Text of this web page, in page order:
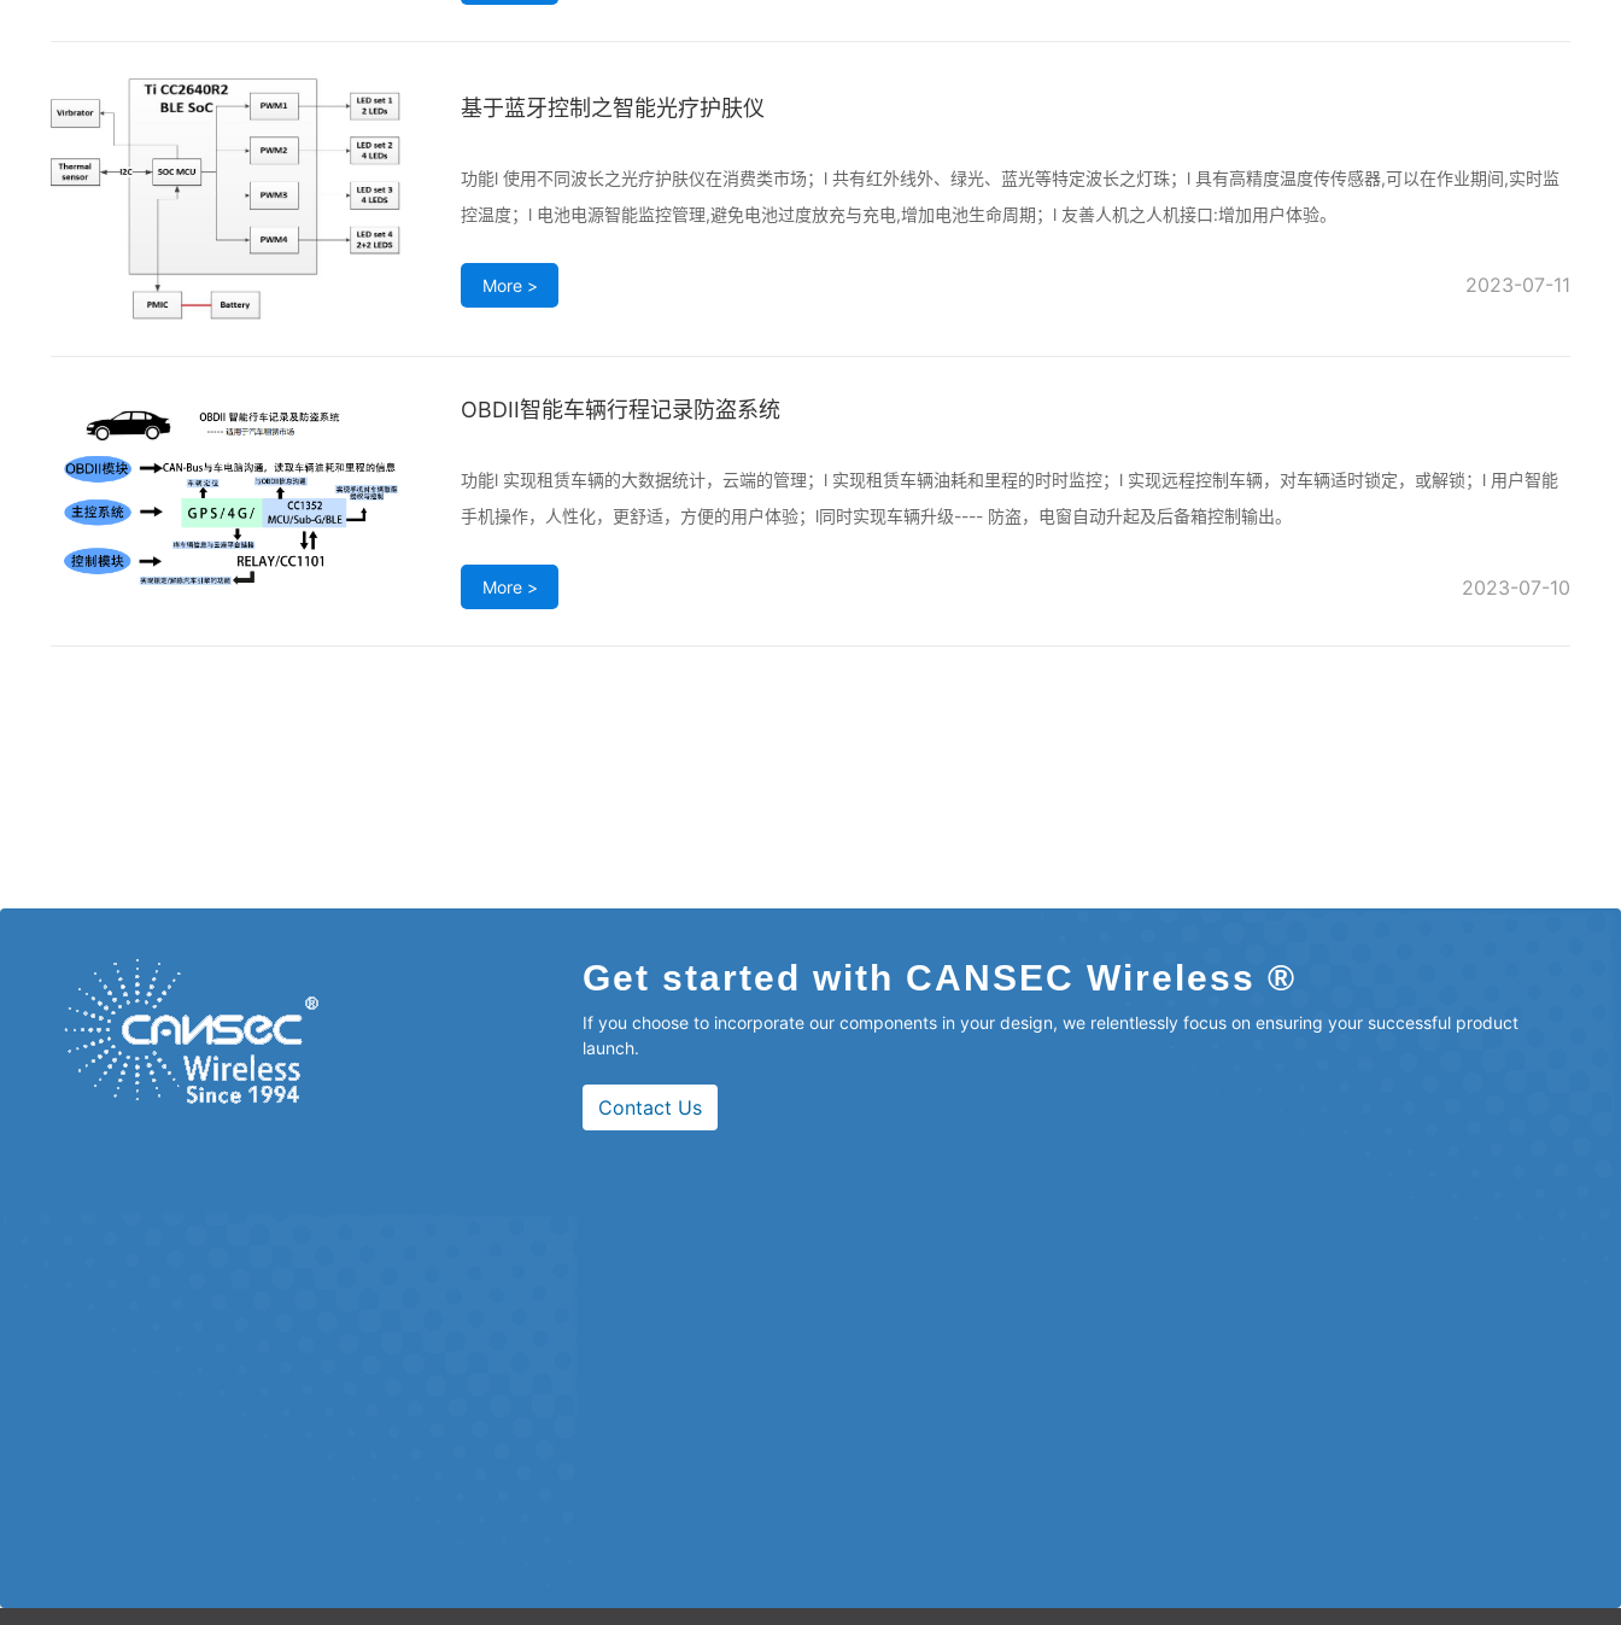
基于蓝牙控制之智能光疗护肤仪
功能l 使用不同波长之光疗护肤仪在消费类市场；l 共有红外线外、绿光、蓝光等特定波长之灯珠；l 具有高精度温度传传感器,可以在作业期间,实时监
控温度；l 电池电源智能监控管理,避免电池过度放充与充电,增加电池生命周期；l 友善人机之人机接口:增加用户体验。
More > 2023-07-11
OBDII智能车辆行程记录防盗系统
功能l 实现租赁车辆的大数据统计，云端的管理；l 实现租赁车辆油耗和里程的时时监控；l 实现远程控制车辆，对车辆适时锁定，或解锁；l 用户智能
手机操作，人性化，更舒适，方便的用户体验；l同时实现车辆升级---- 防盗，电窗自动升起及后备箱控制输出。
More > 2023-07-10
Get started with CANSEC Wireless ®
If you choose to incorporate our components in your design, we relentlessly focus on ensuring your successful product
launch.
Contact Us